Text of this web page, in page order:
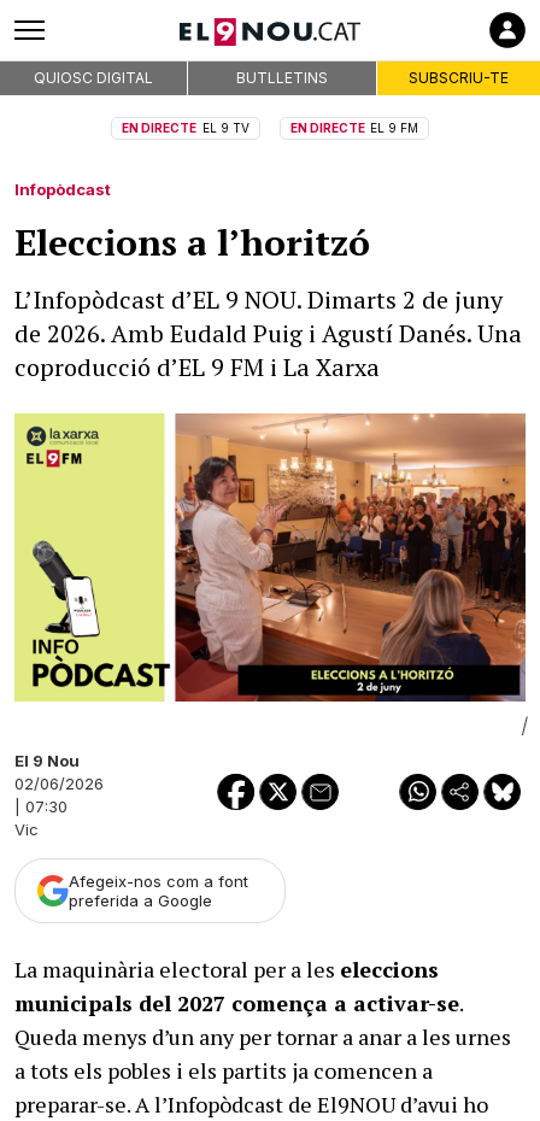
QUIOSC DIGITAL BUTLLETINS SUBSCRIU-TE
EN DIRECTE EL 9 TV EN DIRECTE EL 9 FM
Infopòdcast
Eleccions a l’horitzó
L’Infopòdcast d’EL 9 NOU. Dimarts 2 de juny
de 2026. Amb Eudald Puig i Agustí Danés. Una
coproducció d’EL 9 FM i La Xarxa
|
El 9 Nou
02/06/2026
| 07:30
Vic
Afegeix-nos com a font
preferida a Google
La maquinària electoral per a les eleccions
municipals del 2027 comença a activar-se.
Queda menys d’un any per tornar a anar a les urnes
a tots els pobles i els partits ja comencen a
preparar-se. A l’Infopòdcast de El9NOU d’avui ho